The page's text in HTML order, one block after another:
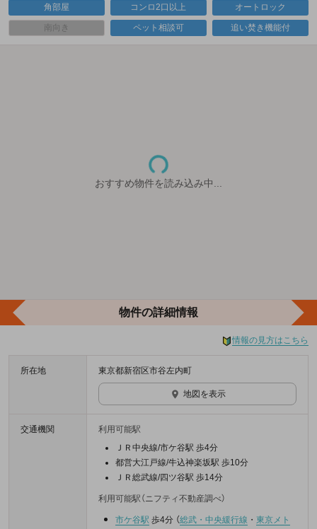
角部屋 コンロ2口以上 オートロック
南向き ペット相談可 追い焚き機能付
おすすめ物件を読み込み中...
物件の詳細情報
情報の見方はこちら
所在地 東京都新宿区市谷左内町
地図を表示
交通機関
利用可能駅
ＪＲ中央線/市ケ谷駅 歩4分
都営大江戸線/牛込神楽坂駅 歩10分
ＪＲ総武線/四ツ谷駅 歩14分
利用可能駅（ニフティ不動産調べ）
市ケ谷駅 歩4分 （総武・中央緩行線 ・ 東京メト